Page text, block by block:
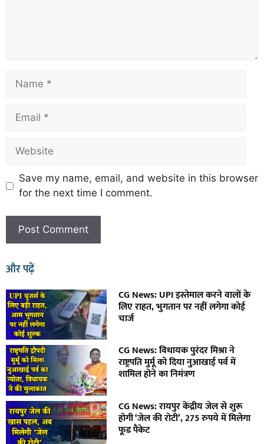
Save my name, email, and website in this browser
for the next time I comment.
और पढ़ें
CG News: UPI इस्तेमाल करने वालों के
लिए राहत, भुगतान पर नहीं लगेगा कोई
चार्ज
CG News: विधायक पुरंदर मिश्रा ने
राष्ट्रपति मुर्मू को दिया नुआखाई पर्व में
शामिल होने का निमंत्रण
CG News: रायपुर केंद्रीय जेल से शुरू
होगी ‘जेल की रोटी’, 275 रुपये में मिलेगा
फूड पैकेट